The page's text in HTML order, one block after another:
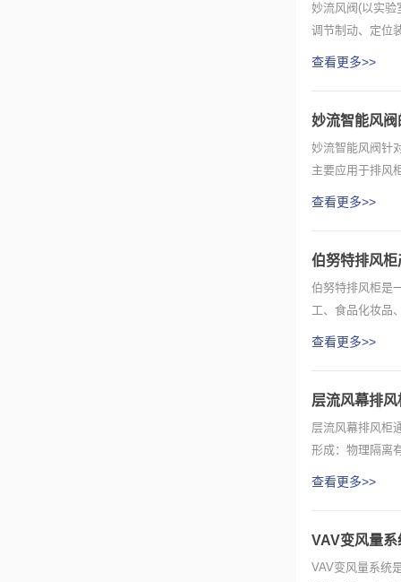
妙流风阀(以实验
调节制动、定位
及...
查看更多>>
妙流智能风
妙流智能风阀针
主要应用于排风
95%，响...
查看更多>>
伯努特排风柜
伯努特排风柜是
工、食品化妆品
成为这些...
查看更多>>
层流风幕排
层流风幕排风柜
形成：物理隔离
化后...
查看更多>>
VAV变风量
VAV变风量系统